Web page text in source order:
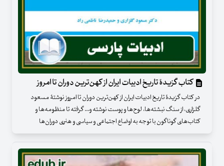
کتاب گزیدۀ تاریخ ادبیات ایران از کهن‌ترین دوران تا امروز
در کتاب گزیدۀ تاریخ ادبیات ایران از کهن‌ترین دوران تا امروز نوشتۀ مسعود
گلزاری، از سنگ نبشته‌ها، لوح‌ها و پوست نوشته و... گرفته تا منظومه‌ها و
کتاب‌های گوناگون با توجه به ‌اوضاع اجتماعی و سیاسی ‌و هنری دوران‌ها